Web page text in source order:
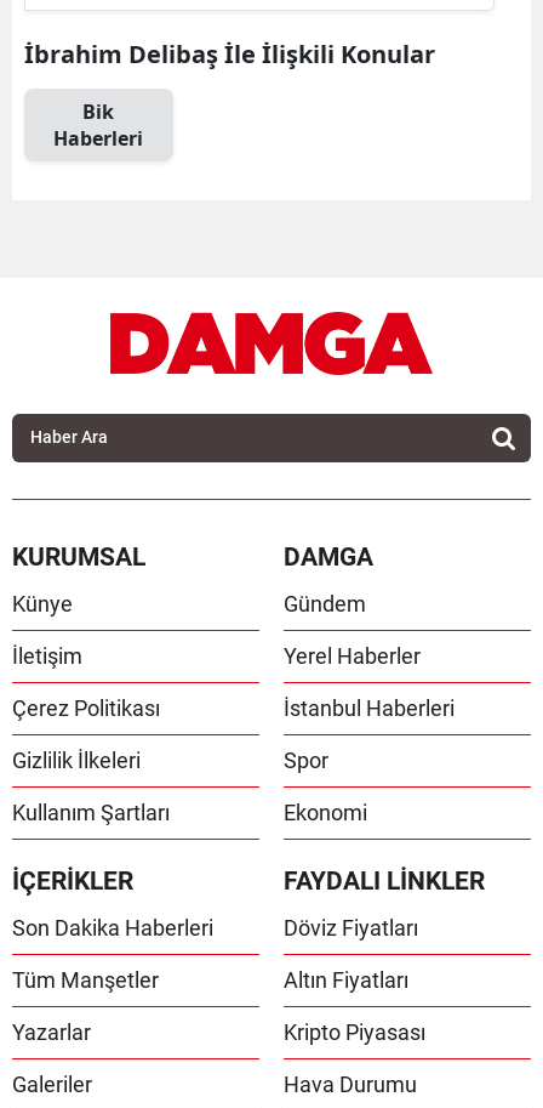
İbrahim Delibaş İle İlişkili Konular
Bik
Haberleri
KURUMSAL
Künye
İletişim
Çerez Politikası
Gizlilik İlkeleri
Kullanım Şartları
DAMGA
Gündem
Yerel Haberler
İstanbul Haberleri
Spor
Ekonomi
İÇERİKLER
Son Dakika Haberleri
Tüm Manşetler
Yazarlar
Galeriler
FAYDALI LİNKLER
Döviz Fiyatları
Altın Fiyatları
Kripto Piyasası
Hava Durumu